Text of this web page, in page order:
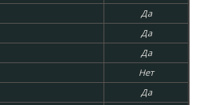
Да
Да
Да
Нет
Да